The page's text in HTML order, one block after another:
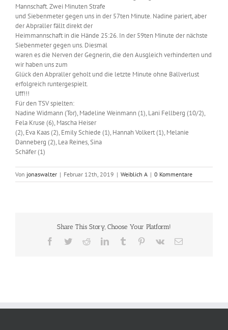
Mannschaft. Zwei Minuten Strafe
und Siebenmeter gegen uns in der 57ten Minute. Nadine pariert, aber
der Abpraller fällt direkt der
Heimmannschaft in die Hände 25:26. In der 59ten Minute der nächste
Siebenmeter gegen uns. Diesmal
waren es die Nerven der Gegnerin, die den Ausgleich verhinderten und
wir haben uns zum
Glück den Abpraller geholt und die letzte Minute ohne Ballverlust
erfolgreich runtergespielt.
Uff!!!
Für den TSV spielten:
Nadine Widmann (Tor), Madeline Weinmann (1), Lani Fellberg (10/2),
Fela Kruse (6), Mascha Heiser
(2), Eva Kaas (2), Emily Schiede (1), Hannah Volkert (1), Melanie
Danneberg (2), Lea Reines, Sina
Schäfer (1)
Von jonaswalter | Februar 12th, 2019 | Weiblich A | 0 Kommentare
Share This Story, Choose Your Platform!
Facebook
TwitterRedditLinkedInTumblr Pinterest
Vk
E-